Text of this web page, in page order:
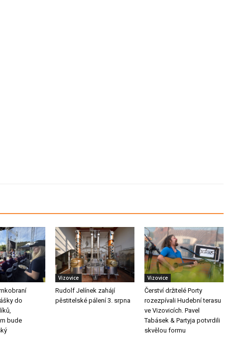
do
bude
Vizovice
Rudolf Jelínek zahájí
pěstitelské pálení 3. srpna
Vizovice
Čerství držitelé Porty
rozezpívali Hudební terasu
ve Vizovicích. Pavel
Tabásek & Partyja potvrdili
skvělou formu